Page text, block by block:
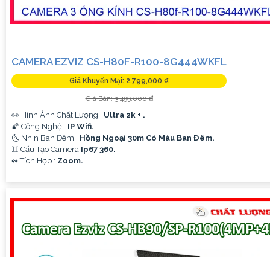
CAMERA EZVIZ CS-H80F-R100-8G444WKFL
Giá Khuyến Mại: 2,799,000 ₫
Giá Bán: 3,499,000 ₫
👀 Hình Ành Chất Lượng : Ultra 2k + .
🌠 Công Nghệ : IP Wifi.
🌜 Nhìn Ban Đêm : Hồng Ngoại 30m Có Màu Ban Ðêm.
♊ Cấu Tạo Camera Ip67 360.
️↭ Tích Hợp : Zoom.